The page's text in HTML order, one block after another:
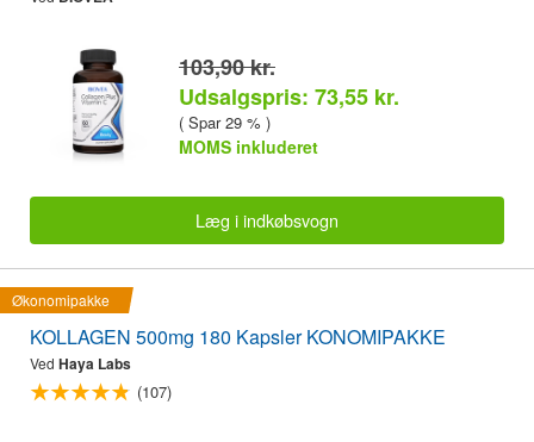
103,90 kr.
Udsalgspris: 73,55 kr.
( Spar 29 % )
MOMS inkluderet
Læg i indkøbsvogn
Økonomipakke
KOLLAGEN 500mg 180 Kapsler KONOMIPAKKE
Ved Haya Labs
(107)